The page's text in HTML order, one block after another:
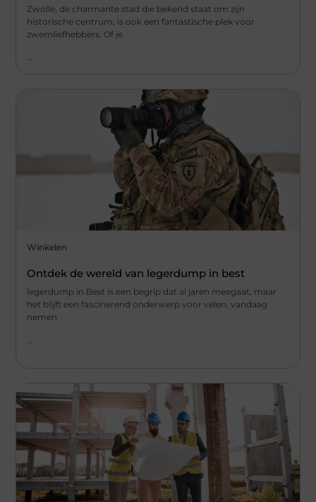
Zwolle, de charmante stad die bekend staat om zijn
historische centrum, is ook een fantastische plek voor
zwemliefhebbers. Of je
...
Winkelen
Ontdek de wereld van legerdump in best
legerdump in Best is een begrip dat al jaren meegaat, maar
het blijft een fascinerend onderwerp voor velen. vandaag
nemen